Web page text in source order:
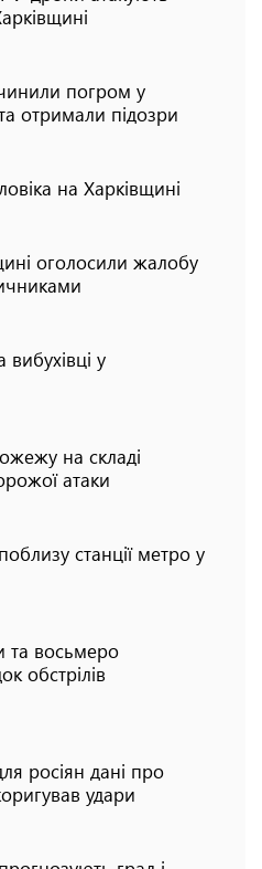
погром у
отримали підозри
на Харківщині
оголосили жалобу
вибухівці у
на складі
атаки
станції метро у
та восьмеро
обстрілів
росіян дані про
удари